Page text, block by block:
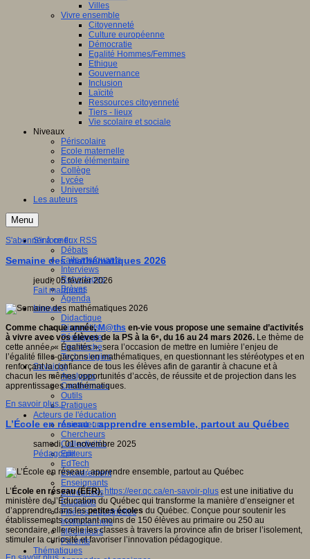
Villes
Vivre ensemble
Citoyenneté
Culture européenne
Démocratie
Egalité Hommes/Femmes
Ethique
Gouvernance
Inclusion
Laïcité
Ressources citoyenneté
Tiers - lieux
Vie scolaire et sociale
Niveaux
Périscolaire
Ecole maternelle
Ecole élémentaire
Collège
Lycée
Université
Les auteurs
Menu
S'informer
Débats
Faits marquants
Interviews
Reportages
Brèves
Agenda
Innover
Didactique
Dispositifs
Pédagogie
Recherche
Technologies
Savoir(s)
Analyses
Conférences
Outils
Pratiques
Acteurs de l'éducation
Animateurs
Chercheurs
Collectivités
Editeurs
EdTech
Encadrement
Enseignants
Entreprises
Etudiants
Filières industrielles
Institutionnels
Médiateurs
Parents
Thématiques
S'abonner à ce flux RSS
Semaine des mathématiques 2026
jeudi, 05 février 2026
Fait marquant
Comme chaque année,M@ths en-vie vous propose une semaine d’activités
à vivre avec vos élèves de la PS à la 6ᵉ, du 16 au 24 mars 2026. Le thème de
cette année, « Égalités », sera l’occasion de mettre en lumière l’enjeu de
l’égalité filles-garçons en mathématiques, en questionnant les stéréotypes et en
renforçant la confiance de tous les élèves afin de garantir à chacune et à
chacun les mêmes opportunités d’accès, de réussite et de projection dans les
apprentissages mathématiques.
En savoir plus...
L’École en réseau : apprendre ensemble, partout au Québec
samedi, 01 novembre 2025
Pédagogie
L’ École en réseau (ÉER), https://eer.qc.ca/en-savoir-plus est une initiative du
ministère de l’Éducation du Québec qui transforme la manière d’enseigner et
d’apprendre dans lespetites écoles du Québec. Conçue pour soutenir les
établissements comptant moins de 150 élèves au primaire ou 250 au
secondaire, elle relie les classes à travers la province afin de briser l’isolement,
stimuler la curiosité et favoriser l’innovation pédagogique.